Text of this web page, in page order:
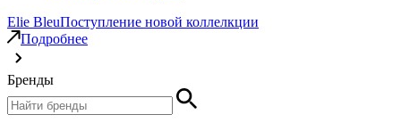
Elie BleuПоступление новой коллелкции
Подробнее
Бренды